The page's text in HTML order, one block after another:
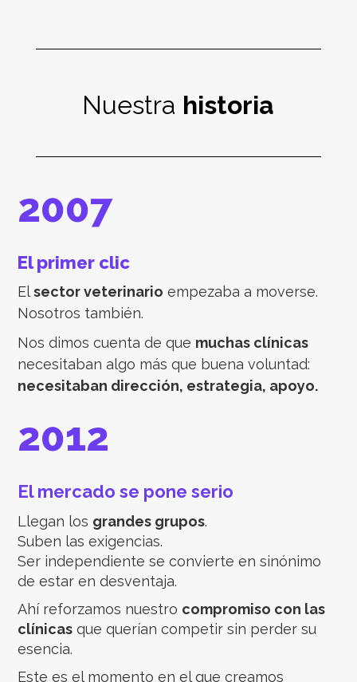
Nuestra historia
2007
El primer clic
Elsector veterinario empezaba a moverse.
Nosotros también.
Nos dimos cuenta de que muchas clínicas
necesitaban algo más que buena voluntad:
necesitaban dirección, estrategia, apoyo.
2012
El mercado se pone serio
Llegan los grandes grupos.
Suben las exigencias.
Ser independiente se convierte en sinónimo
de estar en desventaja.
Ahí reforzamos nuestro compromiso con las
clínicas que querían competir sin perder su
esencia.
Este es el momento en el que creamos